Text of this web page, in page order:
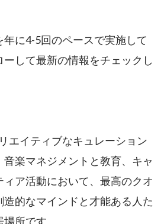
に4-5回のペースで実施して
して最新の情報をチェックし
エイティブなキュレーション
音楽マネジメントと教育、キャ
ィア活動において、最高のクオ
造的なマインドと才能ある人た
所です。